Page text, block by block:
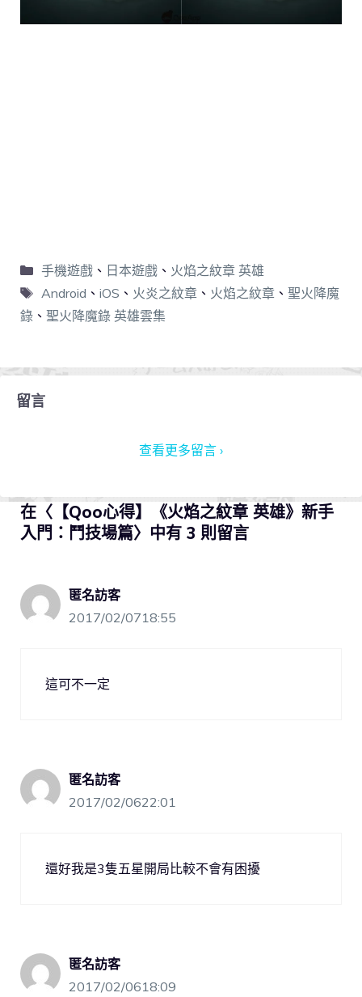
手機遊戲、 日本遊戲、 火焰之紋章 英雄
Android 、 iOS 、 火炎之紋章、 火焰之紋章、 聖火降魔
錄 、 聖火降魔錄 英雄雲集
留言
查看更多留言 ›
在〈【Qoo心得】《火焰之紋章 英雄》新手
入門：鬥技場篇〉中有 3 則留言
匿名訪客
2017/02/0718:55
這可不一定
匿名訪客
2017/02/0622:01
還好我是3隻五星開局比較不會有困擾
匿名訪客
2017/02/0618:09